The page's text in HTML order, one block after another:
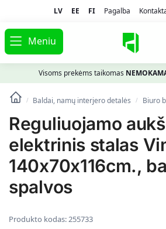
LV EE FI Pagalba
Meniu
Visoms prekėms taikomas
/ Baldai, namų interjero detalės / Biuro
Reguliuojamo
elektrinis stalas
140x70x116cm.,
spalvos
Produkto kodas:255733